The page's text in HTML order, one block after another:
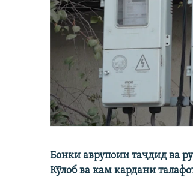
Бонки аврупоии таҷдид ва
Кӯлоб ва кам кардани